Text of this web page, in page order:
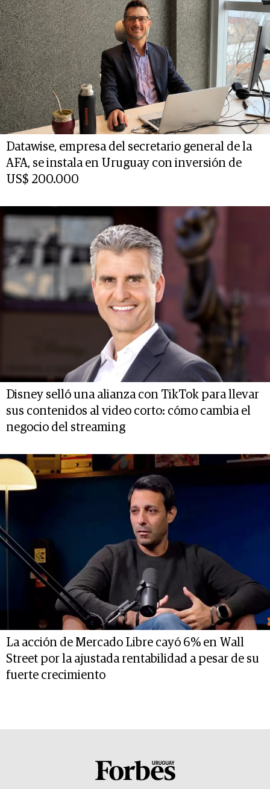
Datawise, empresa del secretario general de la
AFA, se instala en Uruguay con inversión de
US$ 200.000
Disney selló una alianza con TikTok para llevar
sus contenidos al video corto: cómo cambia el
negocio del streaming
La acción de Mercado Libre cayó 6% en Wall
Street por la ajustada rentabilidad a pesar de su
fuerte crecimiento